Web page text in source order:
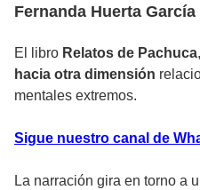
Fernanda Huerta García
El libro Relatos de Pachuca
hacia otra dimensión
mentales extremos.
Sigue nuestro canal de
La narración gira en torno a